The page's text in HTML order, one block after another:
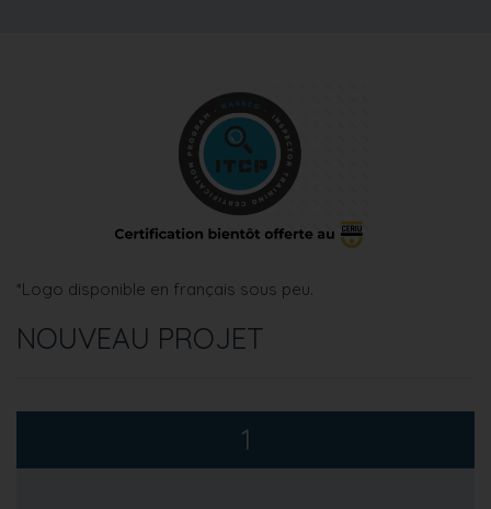
*Logo disponible en français sous peu.
NOUVEAU PROJET
1